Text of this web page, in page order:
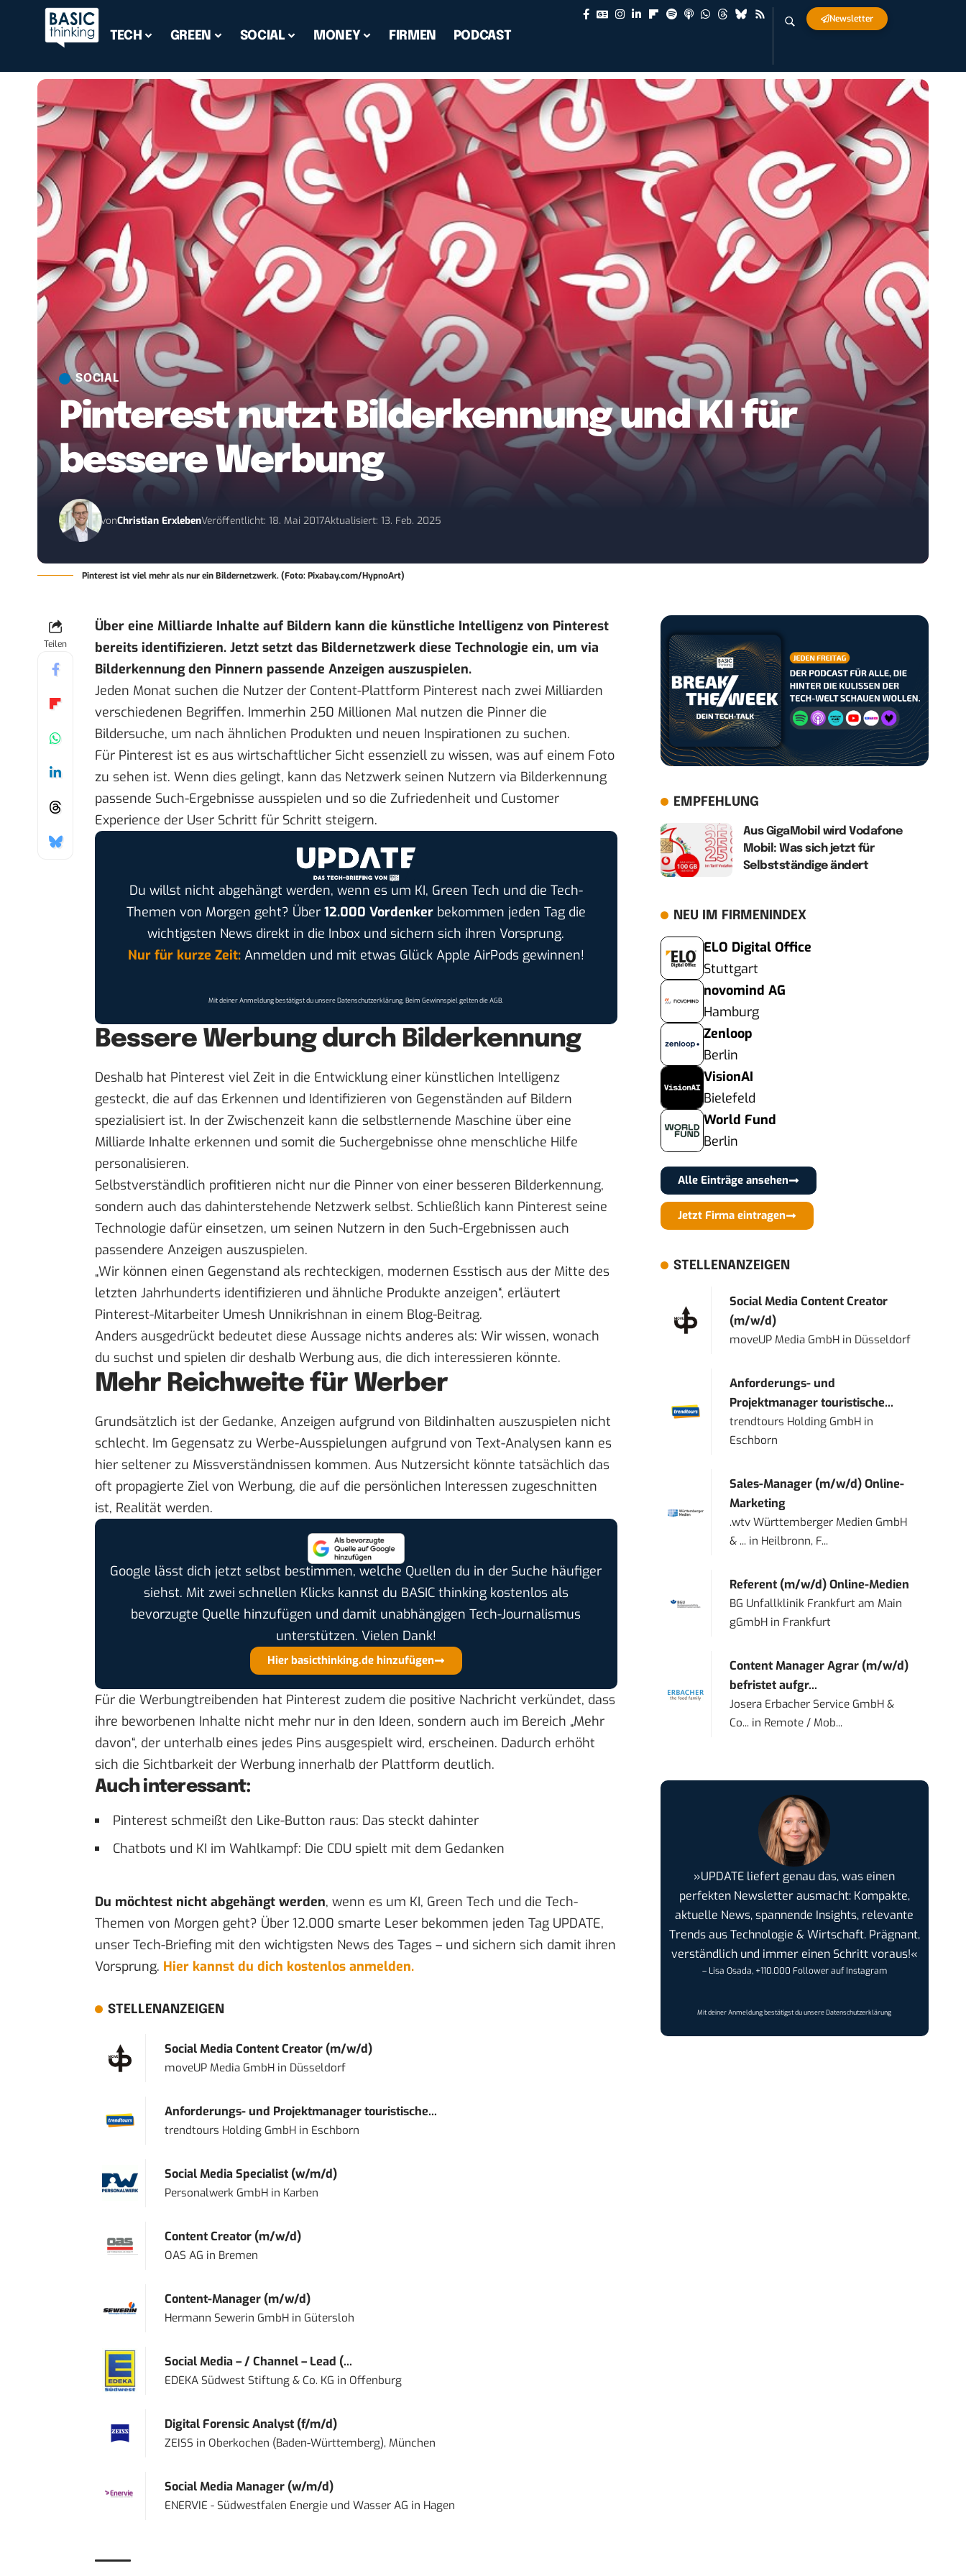
TECH GREEN SOCIAL MONEY FIRMEN PODCAST
Newsletter
SOCIAL
Pinterest nutzt Bilderkennung und KI für
bessere Werbung
vonChristian ErxlebenVeröffentlicht: 18. Mai 2017Aktualisiert: 13. Feb. 2025
Pinterest ist viel mehr als nur ein Bildernetzwerk. (Foto: Pixabay.com/HypnoArt)
Teilen
Über eine Milliarde Inhalte auf Bildern kann die künstliche Intelligenz von Pinterest
bereits identifizieren. Jetzt setzt das Bildernetzwerk diese Technologie ein, um via
Bilderkennung den Pinnern passende Anzeigen auszuspielen.
Jeden Monat suchen die Nutzer der Content-Plattform Pinterest nach zwei Milliarden
verschiedenen Begriffen. Immerhin 250 Millionen Mal nutzen die Pinner die
Bildersuche, um nach ähnlichen Produkten und neuen Inspirationen zu suchen.
Für Pinterest ist es aus wirtschaftlicher Sicht essenziell zu wissen, was auf einem Foto
zu sehen ist. Wenn dies gelingt, kann das Netzwerk seinen Nutzern via Bilderkennung
passende Such-Ergebnisse ausspielen und so die Zufriedenheit und Customer
Experience der User Schritt für Schritt steigern.
Du willst nicht abgehängt werden, wenn es um KI, Green Tech und die Tech-
Themen von Morgen geht? Über 12.000 Vordenkerbekommen jeden Tag die
wichtigsten News direkt in die Inbox und sichern sich ihren Vorsprung.
Nur für kurze Zeit:Anmelden und mit etwas Glück Apple AirPods gewinnen!
Mit deiner Anmeldung bestätigst du unsereDatenschutzerklärung. Beim Gewinnspiel gelten dieAGB.
Bessere Werbung durch Bilderkennung
Deshalb hat Pinterest viel Zeit in die Entwicklung einer künstlichen Intelligenz
gesteckt, die auf das Erkennen und Identifizieren von Gegenständen auf Bildern
spezialisiert ist. In der Zwischenzeit kann die selbstlernende Maschine über eine
Milliarde Inhalte erkennen und somit die Suchergebnisse ohne menschliche Hilfe
personalisieren.
Selbstverständlich profitieren nicht nur die Pinner von einer besseren Bilderkennung,
sondern auch das dahinterstehende Netzwerk selbst. Schließlich kann Pinterest seine
Technologie dafür einsetzen, um seinen Nutzern in den Such-Ergebnissen auch
passendere Anzeigen auszuspielen.
„Wir können einen Gegenstand als rechteckigen, modernen Esstisch aus der Mitte des
letzten Jahrhunderts identifizieren und ähnliche Produkte anzeigen“, erläutert
Pinterest-Mitarbeiter Umesh Unnikrishnan in einem Blog-Beitrag.
Anders ausgedrückt bedeutet diese Aussage nichts anderes als: Wir wissen, wonach
du suchst und spielen dir deshalb Werbung aus, die dich interessieren könnte.
Mehr Reichweite für Werber
Grundsätzlich ist der Gedanke, Anzeigen aufgrund von Bildinhalten auszuspielen nicht
schlecht. Im Gegensatz zu Werbe-Ausspielungen aufgrund von Text-Analysen kann es
hier seltener zu Missverständnissen kommen. Aus Nutzersicht könnte tatsächlich das
oft propagierte Ziel von Werbung, die auf die persönlichen Interessen zugeschnitten
ist, Realität werden.
Google lässt dich jetzt selbst bestimmen, welche Quellen du in der Suche häufiger
siehst. Mit zwei schnellen Klicks kannst du BASIC thinking kostenlos als
bevorzugte Quelle hinzufügen und damit unabhängigen Tech-Journalismus
unterstützen. Vielen Dank!
Hier basicthinking.de hinzufügen
Für die Werbungtreibenden hat Pinterest zudem die positive Nachricht verkündet, dass
ihre beworbenen Inhalte nicht mehr nur in den Ideen, sondern auch im Bereich „Mehr
davon“, der unterhalb eines jedes Pins ausgespielt wird, erscheinen. Dadurch erhöht
sich die Sichtbarkeit der Werbung innerhalb der Plattform deutlich.
Auch interessant:
Pinterest schmeißt den Like-Button raus: Das steckt dahinter
Chatbots und KI im Wahlkampf: Die CDU spielt mit dem Gedanken
Du möchtest nicht abgehängt werden, wenn es um KI, Green Tech und die Tech-
Themen von Morgen geht? Über 12.000 smarte Leser bekommen jeden Tag UPDATE,
unser Tech-Briefing mit den wichtigsten News des Tages – und sichern sich damit ihren
Vorsprung. Hier kannst du dich kostenlos anmelden.
STELLENANZEIGEN
Social Media Content Creator (m/w/d)
moveUP Media GmbHin Düsseldorf
Anforderungs- und Projektmanager touristische...
trendtours Holding GmbHin Eschborn
Social Media Specialist (w/m/d)
Personalwerk GmbHin Karben
Content Creator (m/w/d)
OAS AG in Bremen
Content-Manager (m/w/d)
Hermann Sewerin GmbHin Gütersloh
Social Media – / Channel – Lead (...
EDEKA Südwest Stiftung & Co. KG in Offenburg
Digital Forensic Analyst (f/m/d)
ZEISS in Oberkochen (Baden-Württemberg), München
Social Media Manager (w/m/d)
ENERVIE - Südwestfalen Energie und Wasser AG in Hagen
EMPFEHLUNG
Aus GigaMobil wird Vodafone
Mobil: Was sich jetzt für
Selbstständige ändert
NEU IM FIRMENINDEX
ELO Digital Office
Stuttgart
novomind AG
Hamburg
Zenloop
Berlin
VisionAI
Bielefeld
World Fund
Berlin
Alle Einträge ansehen
Jetzt Firma eintragen
STELLENANZEIGEN
Social Media Content Creator
(m/w/d)
moveUP Media GmbH in Düsseldorf
Anforderungs- und
Projektmanager touristische...
trendtours Holding GmbH in
Eschborn
Sales-Manager (m/w/d) Online-
Marketing
.wtv Württemberger Medien GmbH
& ... in Heilbronn, F...
Referent (m/w/d) Online-Medien
BG Unfallklinik Frankfurt am Main
gGmbH in Frankfurt
Content Manager Agrar (m/w/d)
befristet aufgr...
Josera Erbacher Service GmbH &
Co... in Remote / Mob...
»UPDATE liefert genau das, was einen
perfekten Newsletter ausmacht: Kompakte,
aktuelle News, spannende Insights, relevante
Trends aus Technologie & Wirtschaft. Prägnant,
verständlich und immer einen Schritt voraus!«
– Lisa Osada, +110.000 Follower auf Instagram
Mit deiner Anmeldung bestätigst du unsereDatenschutzerklärung